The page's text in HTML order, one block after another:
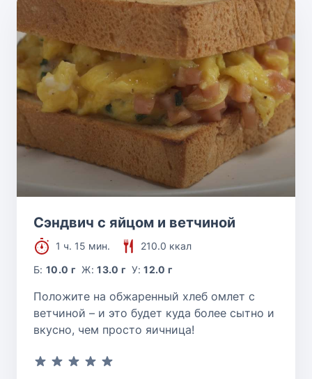
Сэндвич с яйцом и ветчиной
1 ч. 15 мин.
210.0 ккал
Б:10.0 г Ж:13.0 г У:12.0 г
Положите на обжаренный хлеб омлет с
ветчиной – и это будет куда более сытно и
вкусно, чем просто яичница!